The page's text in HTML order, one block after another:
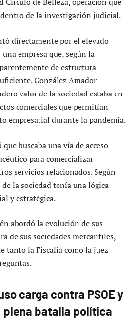
Círculo de Belleza, operación que
de la investigación judicial.
directamente por el elevado
empresa que, según la
de estructura
González Amador
valor de la sociedad estaba en
comerciales que permitían
empresarial durante la pandemia.
buscaba una vía de acceso
para comercializar
servicios relacionados. Según
la sociedad tenía una lógica
y estratégica.
abordó la evolución de sus
de sus sociedades mercantiles,
tanto la Fiscalía como la juez
carga contra PSOE y
plena batalla política